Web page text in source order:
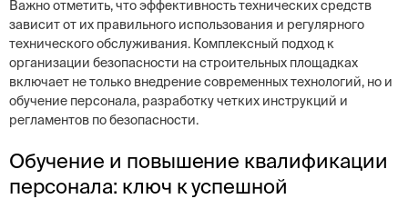
Важно отметить, что эффективность технических средств
зависит от их правильного использования и регулярного
технического обслуживания. Комплексный подход к
организации безопасности на строительных площадках
включает не только внедрение современных технологий, но и
обучение персонала, разработку четких инструкций и
регламентов по безопасности.
Обучение и повышение квалификации
персонала: ключ к успешной